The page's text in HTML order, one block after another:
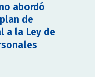
abordó
de
a la Ley de